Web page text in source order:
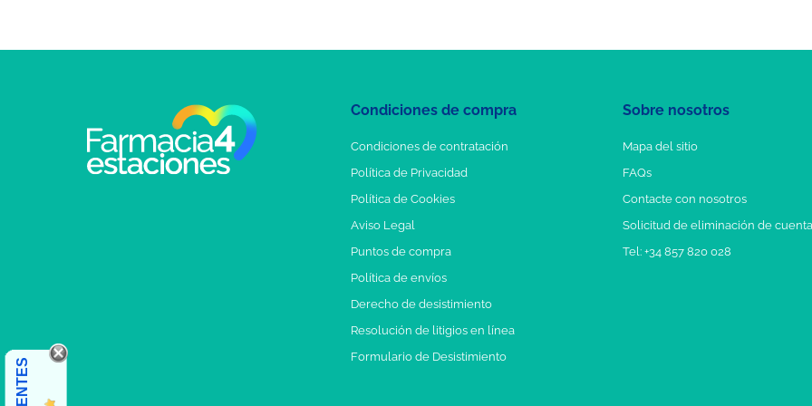
Condiciones de compra
Condiciones de contratación
Política de Privacidad
Política de Cookies
Aviso Legal
Puntos de compra
Política de envíos
Derecho de desistimiento
Resolución de litigios en línea
Formulario de Desistimiento
Sobre nosotros
Mapa del sitio
FAQs
Contacte con nosotros
Solicitud de eliminación de cuenta
Tel: +34 857 820 028